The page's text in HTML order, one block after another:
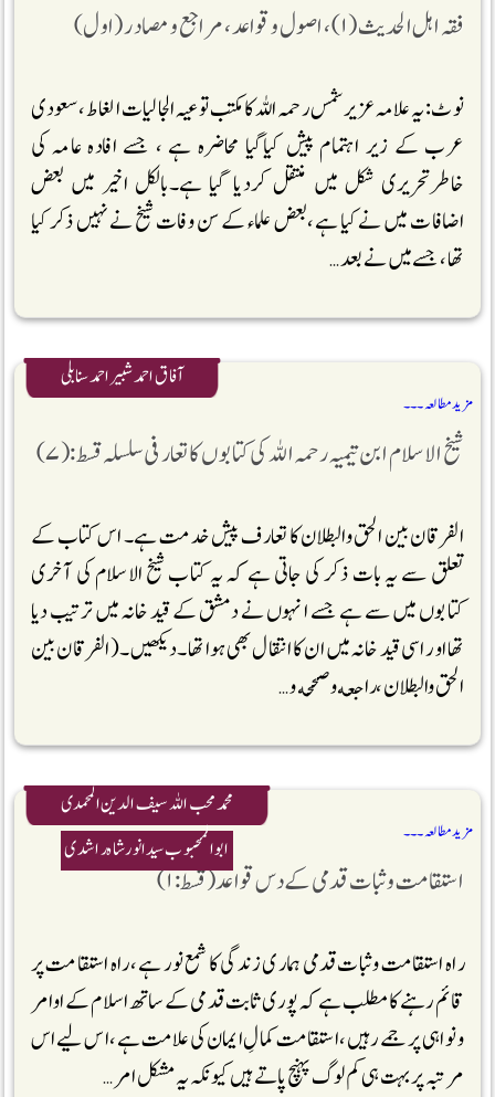
فقہ اہل الحدیث(۱)، اصول وقواعد ،مراجع و مصادر (اول)
نوٹ: یہ علامہ عزیر شمس رحمہ اللہ کا مکتب توعیہ الجالیات الغاط ،سعودی
عرب کے زیر اہتمام پیش کیاگیا محاضرہ ہے ، جسے افادہ عامہ کی
خاطرتحریری شکل میں منتقل کردیا گیا ہے۔بالکل اخیر میں بعض
اضافات میں نے کیا ہے،بعض علماء کے سن وفات شیخ نے نہیں ذکر کیا
تھا ،جسے میں نے بعد …
آفاق احمد شبیر احمد سنابلی
شیخ الاسلام ابن تیمیہ رحمہ اللہ کی کتابوں کا تعارفی سلسلہ قسط :(۷)
الفرقان بين الحق والبطلان کا تعارف پیش خدمت ہے۔ اس کتاب کے
تعلق سے یہ بات ذکر کی جاتی ہے کہ یہ کتاب شیخ الاسلام کی آخری
کتابوں میں سے ہے جسے انہوں نے دمشق کے قید خانہ میں ترتیب دیا
تھااور اسی قید خانہ میں ان کا انتقال بھی ہواتھا ۔دیکھیں ۔(الفرقان بين
الحق والبطلان ،راجعه و صححه و …
مزید مطالعہ ۔۔۔
محمد محب اللہ سیف الدین المحمدی
ابوالمحبوب سیدانورشاہ راشدی
استقامت وثبات قدمی کے دس قواعد (قسط:۱)
راہ استقامت وثبات قدمی ہماری زندگی کا شمع نور ہے ، راہ استقامت پر
قائم رہنے کا مطلب ہے کہ پوری ثابت قدمی کے ساتھ اسلام کے اوامر
و نواہی پر جمے رہیں، استقامت کمالِ ایمان کی علامت ہے، اس لیے اس
مرتبہ پر بہت ہی کم لوگ پہنچ پاتے ہیں کیونکہ یہ مشکل امر …
مزید مطالعہ ۔۔۔